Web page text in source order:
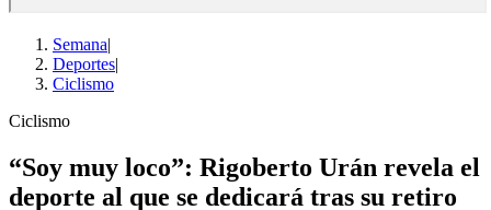
Semana|
Deportes|
Ciclismo
Ciclismo
“Soy muy loco”: Rigoberto Urán revela el
deporte al que se dedicará tras su retiro